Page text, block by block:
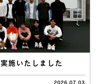
施いたしました
2026.07.03